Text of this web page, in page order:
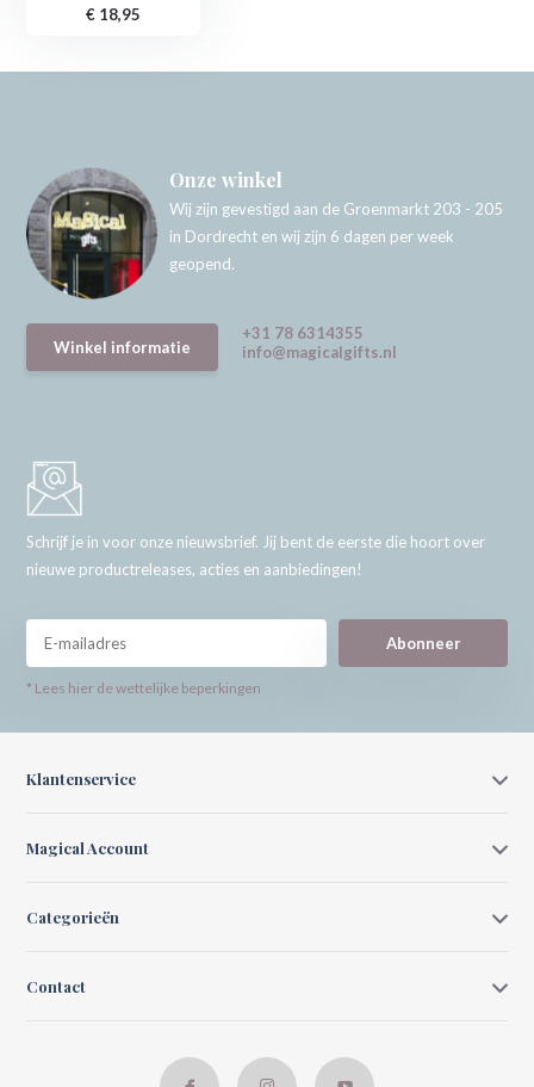
€ 18,95
Onze winkel
Wij zijn gevestigd aan de Groenmarkt 203 - 205
in Dordrecht en wij zijn 6 dagen per week
geopend.
Winkel informatie
+31 78 6314355
info@magicalgifts.nl
Schrijf je in voor onze nieuwsbrief. Jij bent de eerste die hoort over
nieuwe productreleases, acties en aanbiedingen!
Abonneer
* Lees hier de wettelijke beperkingen
Klantenservice
Magical Account
Categorieën
Contact